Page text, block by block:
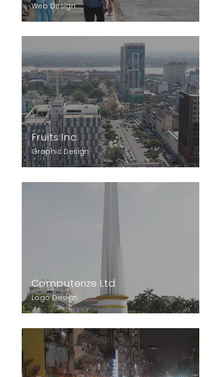
Web Design
Fruits Inc.
Graphic Design
Computerize Ltd.
Logo Design